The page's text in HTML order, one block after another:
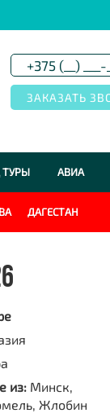
АВИА
ДАГЕСТАН
из: Минск,
Жлобин